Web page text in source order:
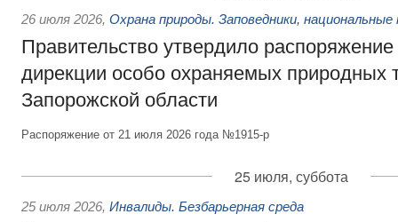
26 июля 2026, Охрана природы. Заповедники, национальные
Правительство утвердило
дирекции особо охраняемых природных
Запорожской области
Распоряжение от 21 июля 2026 года №1915-р
25 июля, суббота
25 июля 2026, Инвалиды. Безбарьерная среда